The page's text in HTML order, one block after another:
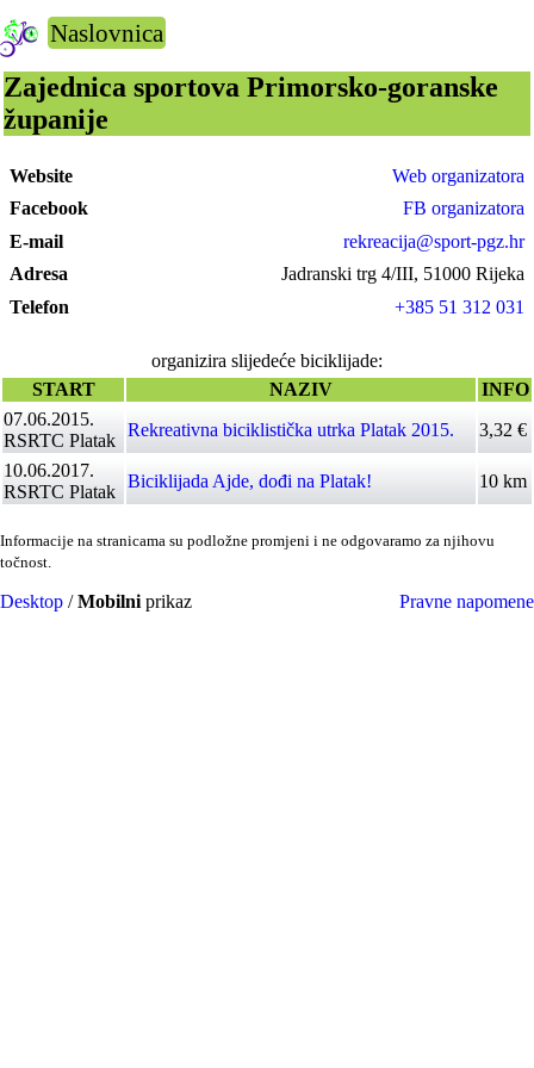
Naslovnica
Zajednica sportova Primorsko-goranske
županije
Website
Web organizatora
Facebook
FB organizatora
E-mail
rekreacija@sport-pgz.hr
Adresa
Jadranski trg 4/III, 51000 Rijeka
Telefon
+385 51 312 031
organizira slijedeće biciklijade:
START
NAZIV
INFO
07.06.2015.
RSRTC Platak
Rekreativna biciklistička utrka Platak 2015.
3,32 €
10.06.2017.
RSRTC Platak
Biciklijada Ajde, dođi na Platak! 10 km
Informacije na stranicama su podložne promjeni i ne odgovaramo za njihovu
točnost.
Desktop /Mobilni prikaz Pravne napomene